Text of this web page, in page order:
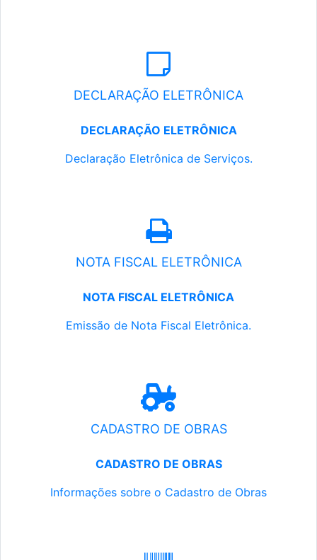
DECLARAÇÃO ELETRÔNICA
DECLARAÇÃO ELETRÔNICA
Declaração Eletrônica de Serviços.
NOTA FISCAL ELETRÔNICA
NOTA FISCAL ELETRÔNICA
Emissão de Nota Fiscal Eletrônica.
CADASTRO DE OBRAS
CADASTRO DE OBRAS
Informações sobre o Cadastro de Obras